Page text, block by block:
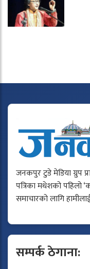
जनकपुर टुडे मेडिया ग्रुप
पत्रिका मधेशको पहिलो
समाचारको लागि
सम्पर्क ठेगाना: